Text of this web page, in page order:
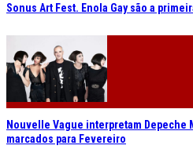
Sonus Art Fest. Enola Gay são a
Nouvelle Vague interpretam Depeche
marcados para Fevereiro